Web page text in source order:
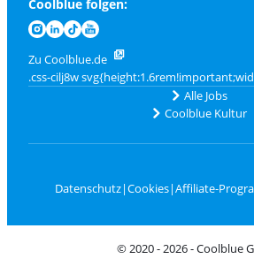
Coolblue folgen:
Zu Coolblue.de
Alle Jobs
Coolblue Kultur
Datenschutz|Cookies|Affiliate-
© 2020 - 2026 - Coolblue